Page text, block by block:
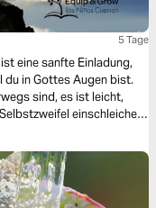
5 Tage
eine sanfte Einladung,
du in Gottes Augen bist.
sind, es ist leicht,
einschleichen
Schrift verbringst,
dein Herz erfrischt, deine
erneuert werden.
DU bist!